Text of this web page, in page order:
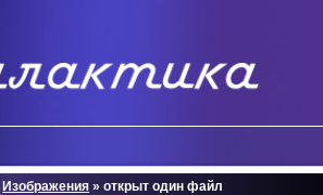
Изображения » открыт один файл